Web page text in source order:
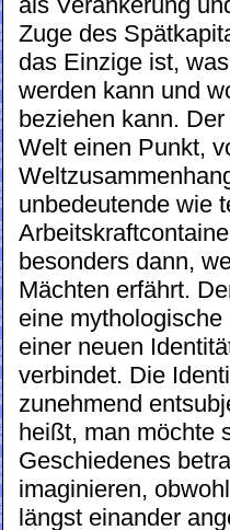
als Verankerung
Zuge des
das Einzige ist,
werden kann und
beziehen kann.
Welt einen Punkt,
unbedeutende wie
besonders dann,
Mächten erfährt.
eine
einer neuen
verbindet. Die
zunehmend
heißt, man möchte
Geschiedenes
imaginieren,
längst einander